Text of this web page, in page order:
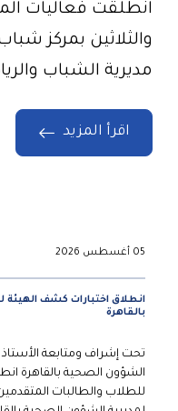
انطلقت فعاليات
والثلاثين بمركز
مديرية الشباب
اقرأ المزيد
05 أغسطس 2026
انطلاق اختبارات كشف
بالقاهرة
تحت إشراف ومتابعة
الشؤون الصحية بالقاهرة
للطلاب والطالبات